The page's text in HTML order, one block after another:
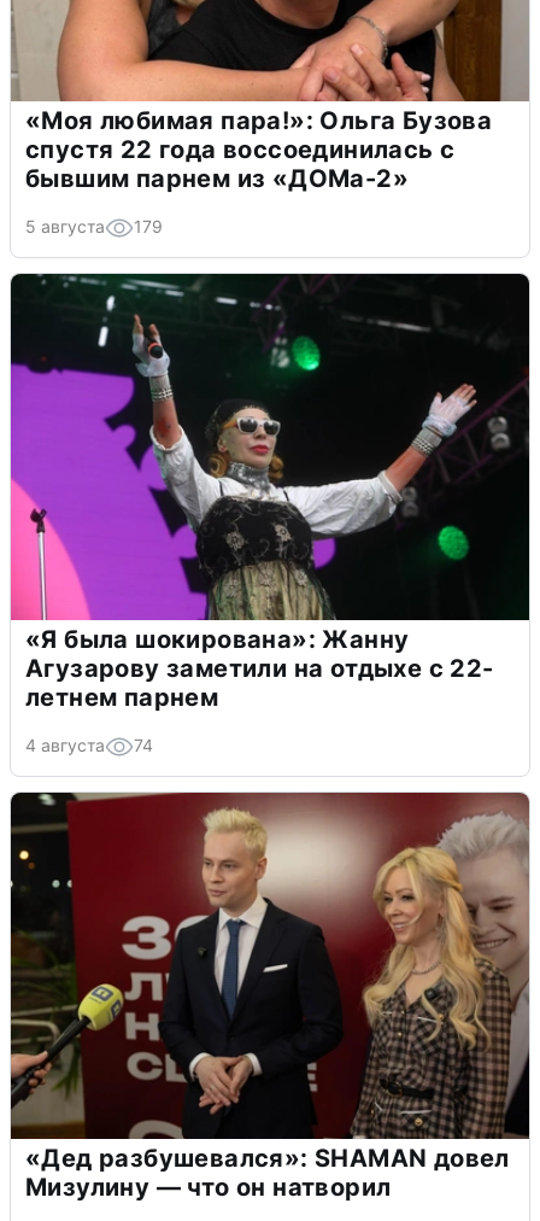
«Моя любимая пара!»: Ольга Бузова
спустя 22 года воссоединилась с
бывшим парнем из «ДОМа-2»
5 августа 179
«Я была шокирована»: Жанну
Агузарову заметили на отдыхе с 22-
летнем парнем
4 августа 74
«Дед разбушевался»: SHAMAN довел
Мизулину — что он натворил